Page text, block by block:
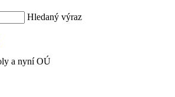
Hledaný výraz
a nyní OÚ